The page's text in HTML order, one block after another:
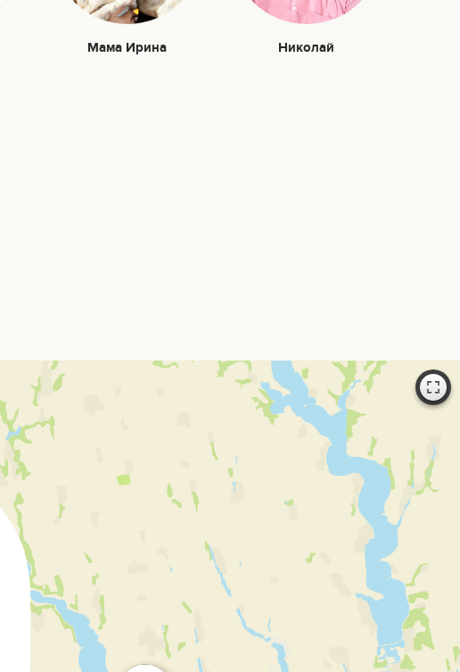
Мама Ирина Николай